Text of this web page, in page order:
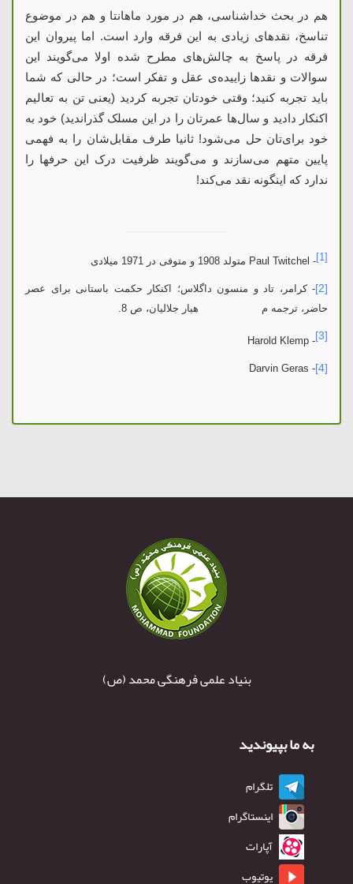
هم در بحث خداشناسی، هم در مورد ماهانتا و هم در موضوع
تناسخ، نقدهای زیادی به این فرقه وارد است. اما پیروان این
فرقه در پاسخ به چالش‌های مطرح شده اولا می‌گویند این
سوالات و نقدها زاییده‌‌ی عقل و تفکر است؛ در حالی که شما
باید تجربه کنید؛ وقتی خودتان تجربه کردید (یعنی تن به تعالیم
اکنکار دادید و سال‌ها عمرتان را در این مسلک گذراندید) خود به
خود برای‌تان حل می‌شود! ثانیا طرف مقابل‌شان را به فهمی
پایین متهم می‌سازند و می‌گویند ظرفیت درک این حرفها را
ندارد که اینگونه نقد می‌کند!
[1] - Paul Twitchel متولد 1908 و متوفی در 1971 میلادی
[2]
- کرامر، تاد و منسون داگلاس؛ اکنکار حکمت باستانی برای عصر
حاضر، ترجمه م هیار جلالیان، ص 8.
[3]
-
Harold Klemp
[4]
-
Darvin Geras
بنیاد علمی فرهنگی محمد (ص)
به ما بپیوندید
تلگرام
اینستاگرام
آپارات
یوتیوب